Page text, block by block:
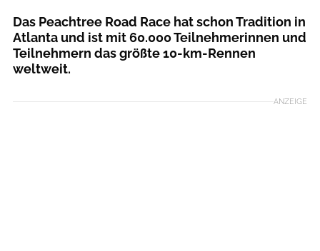
Das Peachtree Road Race hat schon Tradition in
Atlanta und ist mit 60.000 Teilnehmerinnen und
Teilnehmern das größte 10-km-Rennen
weltweit.
ANZEIGE